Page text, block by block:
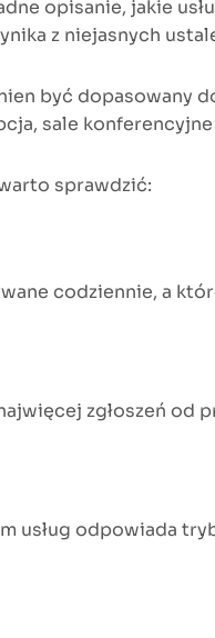
opisanie, jakie
z niejasnych
być dopasowany
sale
sprawdzić:
codziennie, a
zgłoszeń od
usług odpowiada